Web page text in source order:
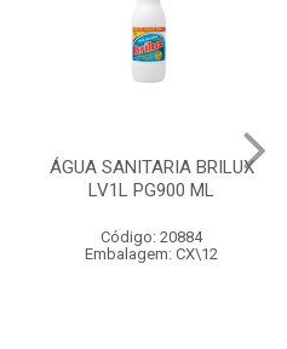
ÁGUA SANITARIA BRILUX
LV1L PG900 ML
Código: 20884
Embalagem: CX\12